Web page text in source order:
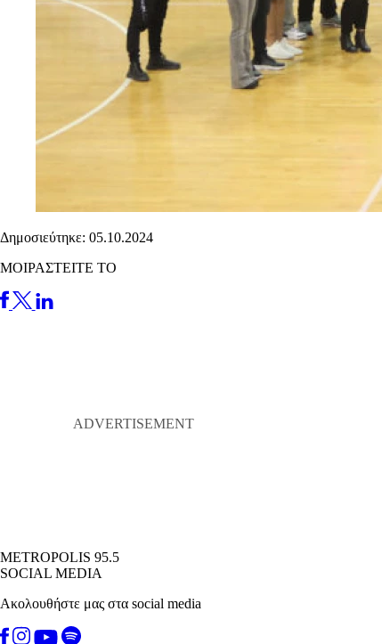
Δημοσιεύτηκε: 05.10.2024
ΜΟΙΡΑΣΤΕΙΤΕ ΤΟ
METROPOLIS 95.5
SOCIAL MEDIA
Ακολουθήστε μας στα social media